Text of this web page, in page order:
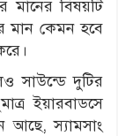
মানের বিষয়টি
মান কেমন হবে
সাউন্ডে দুটির
ইয়ারবাডসে
আছে, স্যামসাং